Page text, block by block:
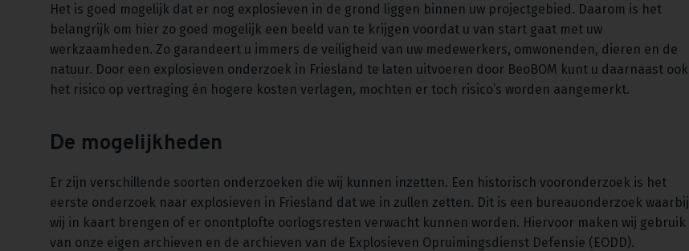
Het is goed mogelijk dat er nog explosieven in de grond liggen binnen uw projectgebied. Daarom is het
belangrijk om hier zo goed mogelijk een beeld van te krijgen voordat u van start gaat met uw
werkzaamheden. Zo garandeert u immers de veiligheid van uw medewerkers, omwonenden, dieren en de
natuur. Door een explosieven onderzoek in Friesland te laten uitvoeren door BeoBOM kunt u daarnaast ook
het risico op vertraging én hogere kosten verlagen, mochten er toch risico’s worden aangemerkt.
De mogelijkheden
Er zijn verschillende soorten onderzoeken die wij kunnen inzetten. Een historisch vooronderzoek is het
eerste onderzoek naar explosieven in Friesland dat we in zullen zetten. Dit is een bureauonderzoek waarbij
wij in kaart brengen of er onontplofte oorlogsresten verwacht kunnen worden. Hiervoor maken wij gebruik
van onze eigen archieven en de archieven van de Explosieven Opruimingsdienst Defensie (EODD).